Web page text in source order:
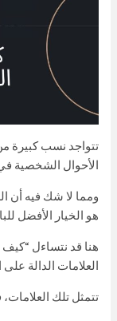
تتواجد نسب كبيرة
الأحوال الشخصية
ومما لا شك فيه أن
هو الخيار الأفضل
هنا قد نتساءل
العلامات الدالة
تتمثل تلك